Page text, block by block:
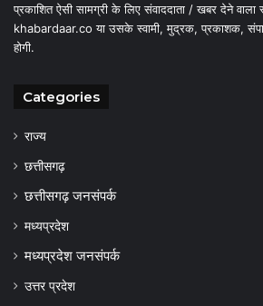
प्रकाशित ऐसी सामग्री के लिए संवाददाता / खबर देने वाला
khabardaar.co या उसके स्वामी, मुद्रक, प्रकाशक,
होगी.
Categories
राज्य
छत्तीसगढ़
छत्तीसगढ़ जनसंपर्क
मध्यप्रदेश
मध्यप्रदेश जनसंपर्क
उत्तर प्रदेश